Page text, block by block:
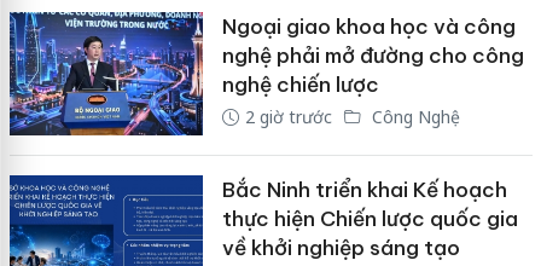
Ngoại giao khoa học và công
nghệ phải mở đường cho công
nghệ chiến lược
2 giờ trước Công Nghệ
Bắc Ninh triển khai Kế hoạch
thực hiện Chiến lược quốc gia
về khởi nghiệp sáng tạo